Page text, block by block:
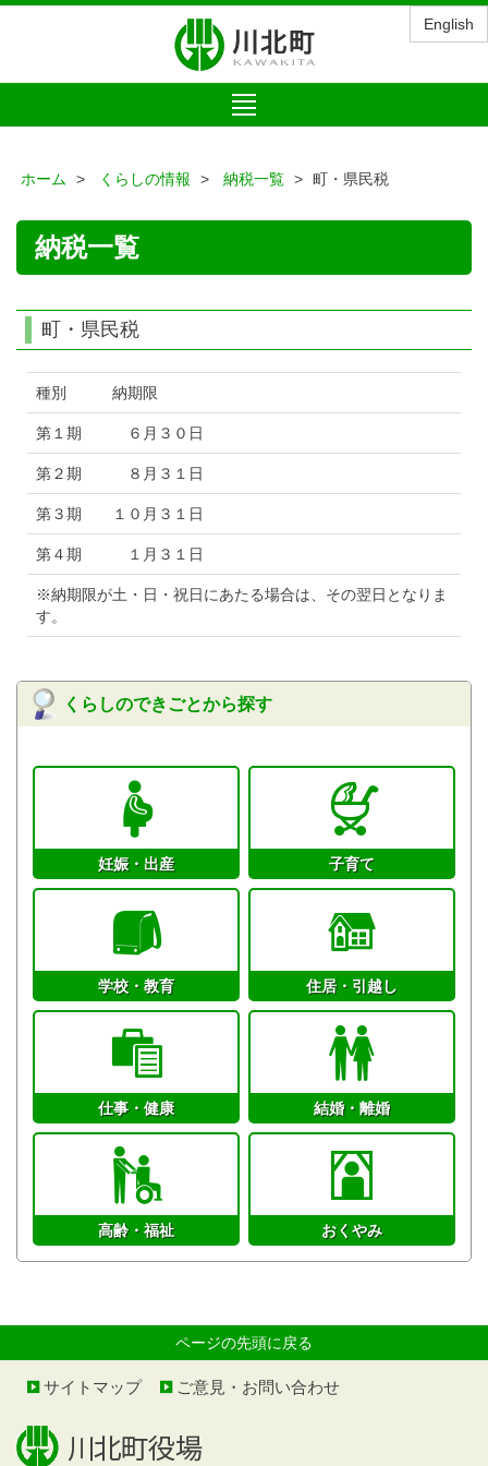
English
Toggle
navigation
ホーム くらしの情報 納税一覧 町・県民税
納税一覧
町・県民税
種別 納期限
第１期 ６月３０日
第２期 ８月３１日
第３期 １０月３１日
第４期 １月３１日
※納期限が土・日・祝日にあたる場合は、その翌日となりま
す。
くらしのできごとから探す
妊娠・出産 子育て
学校・教育 住居・引越し
仕事・健康 結婚・離婚
高齢・福祉 おくやみ
ページの先頭に戻る
サイトマップ ご意見・お問い合わせ